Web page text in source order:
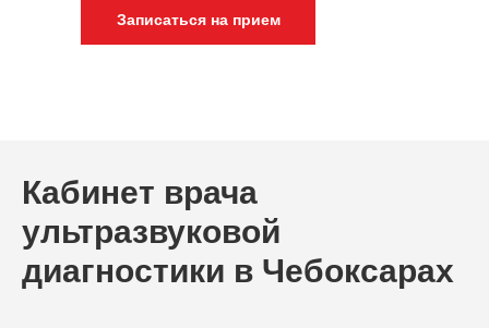
Записаться на прием
Кабинет врача
ультразвуковой
диагностики в Чебоксарах